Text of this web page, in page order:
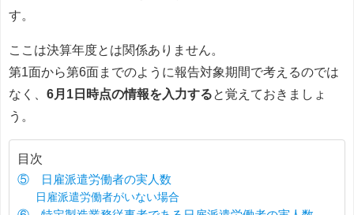
す。
ここは決算年度とは関係ありません。
第1面から第6面までのように報告対象期間で考えるのでは
なく、 6月1日時点の情報を入力する と覚えておきましょ
う。
目次
⑤ 日雇派遣労働者の実人数
日雇派遣労働者がいない場合